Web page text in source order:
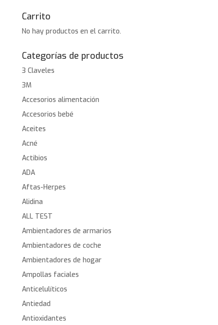
Carrito
No hay productos en el carrito.
Categorías de productos
3 Claveles
3M
Accesorios alimentación
Accesorios bebé
Aceites
Acné
Actibios
ADA
Aftas-Herpes
Alidina
ALL TEST
Ambientadores de armarios
Ambientadores de coche
Ambientadores de hogar
Ampollas faciales
Anticelulíticos
Antiedad
Antioxidantes